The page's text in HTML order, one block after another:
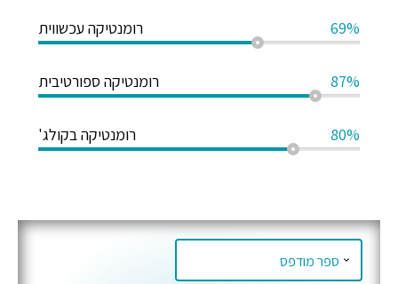
רומנטיקה עכשווית 69%
רומנטיקה ספורטיבית 87%
רומנטיקה בקולג' 80%